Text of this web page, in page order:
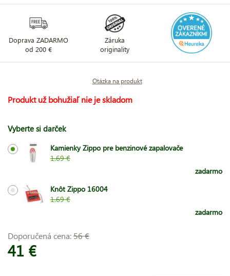
Doprava ZADARMO
od 200 €
Záruka
originality
Otázka na produkt
Produkt už bohužiaľ nie je skladom
Vyberte si darček
Kamienky Zippo pre benzinové zapalovače
1.69 €
zadarmo
Knôt Zippo 16004
1.69 €
zadarmo
Doporučená cena:56 €
41 €